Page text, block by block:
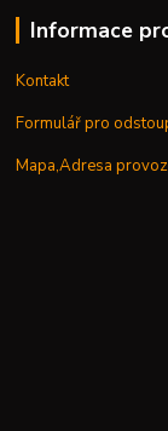
Informace
Kontakt
Formulář pro
Mapa,Adresa